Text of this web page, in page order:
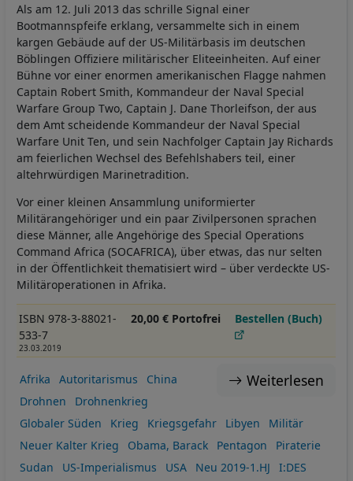
Als am 12. Juli 2013 das schrille Signal einer
Bootmannspfeife erklang, versammelte sich in einem
kargen Gebäude auf der US-Militärbasis im deutschen
Böblingen Offiziere militärischer Eliteeinheiten. Auf einer
Bühne vor einer enormen amerikanischen Flagge nahmen
Captain Robert Smith, Kommandeur der Naval Special
Warfare Group Two, Captain J. Dane Thorleifson, der aus
dem Amt scheidende Kommandeur der Naval Special
Warfare Unit Ten, und sein Nachfolger Captain Jay Richards
am feierlichen Wechsel des Befehlshabers teil, einer
altehrwürdigen Marinetradition.
Vor einer kleinen Ansammlung uniformierter
Militärangehöriger und ein paar Zivilpersonen sprachen
diese Männer, alle Angehörige des Special Operations
Command Africa (SOCAFRICA), über etwas, das nur selten
in der Öffentlichkeit thematisiert wird – über verdeckte US-
Militäroperationen in Afrika.
ISBN 978-3-88021-
533-7
23.03.2019
20,00 € Portofrei Bestellen (Buch)
Weiterlesen
Afrika Autoritarismus
China
Drohnen
Drohnenkrieg
Globaler Süden
Krieg Kriegsgefahr Libyen
Militär
Neuer Kalter Krieg
Obama, Barack Pentagon
Piraterie
Sudan
US-Imperialismus USA Neu 2019-1.HJ
I:DES